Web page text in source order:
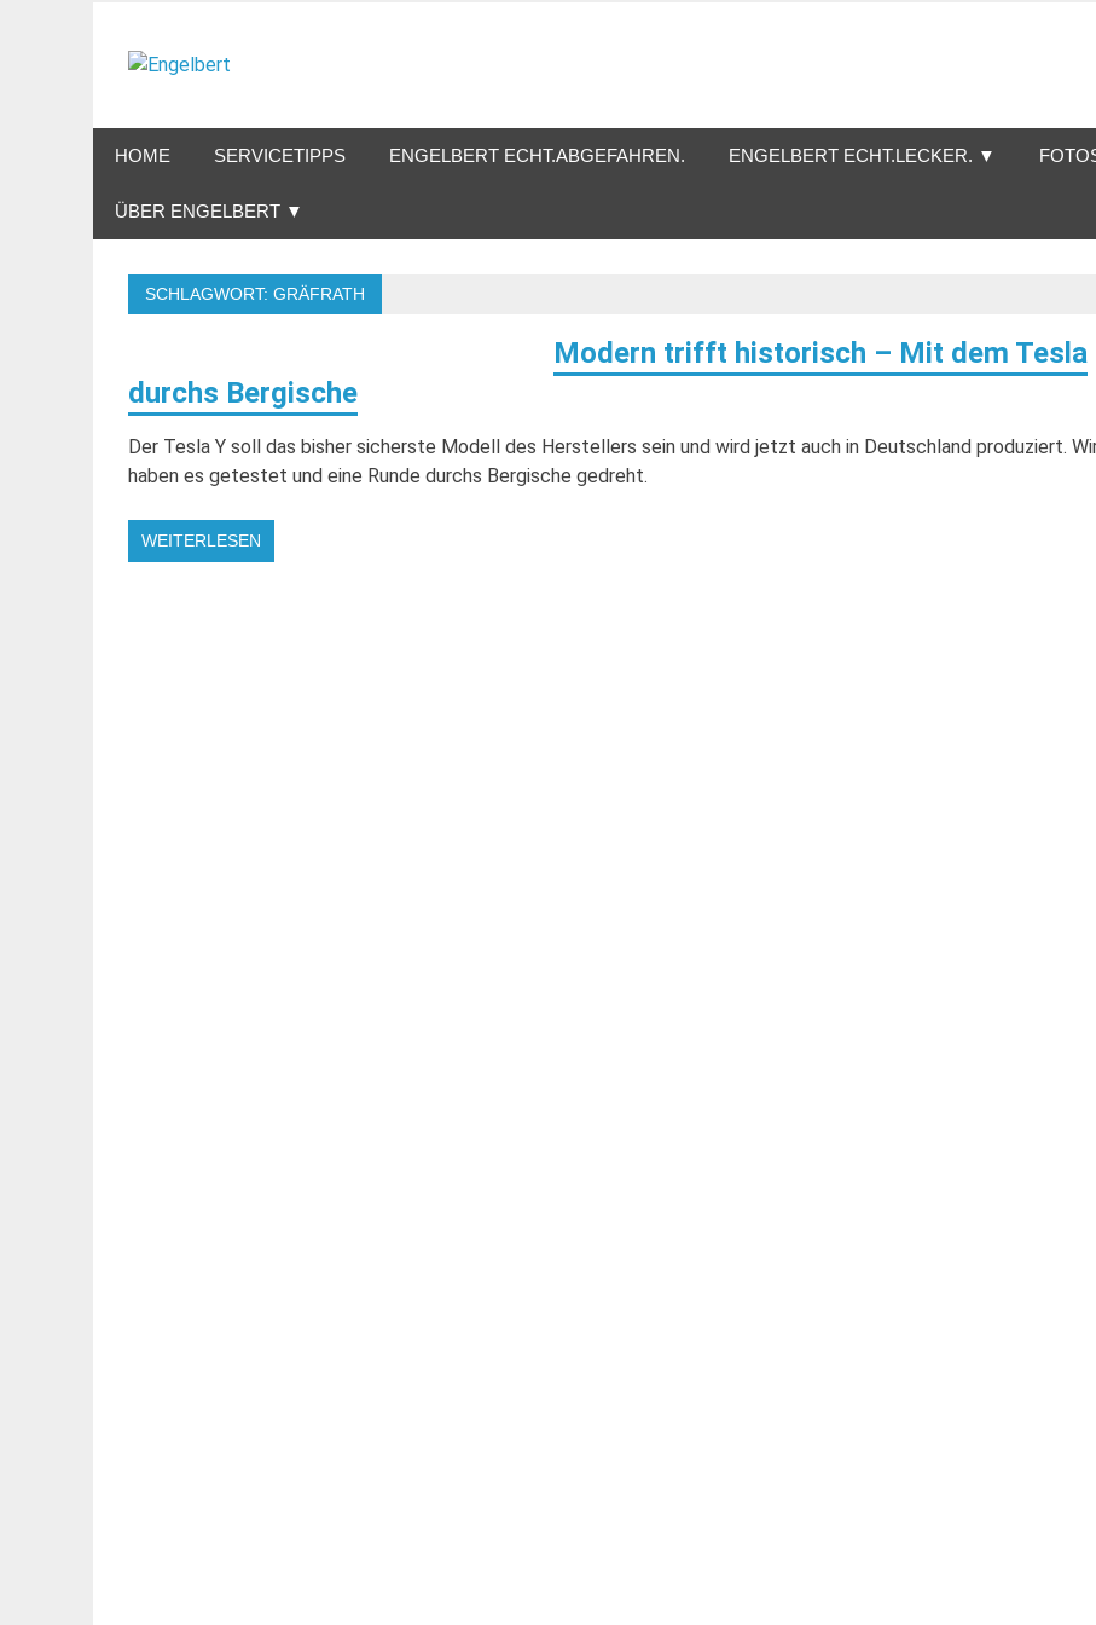
springen
HOME SERVICETIPPS ENGELBERT ECHT.ABGEFAHREN. ENGELBERT ECHT.LECKER. ▼
ÜBER ENGELBERT ▼
SCHLAGWORT: GRÄFRATH
Modern trifft historisch – Mit dem Tesla
durchs Bergische
Der Tesla Y soll das bisher sicherste Modell des Herstellers sein und wird jetzt auch in Deutschland produziert.
haben es getestet und eine Runde durchs Bergische gedreht.
WEITERLESEN